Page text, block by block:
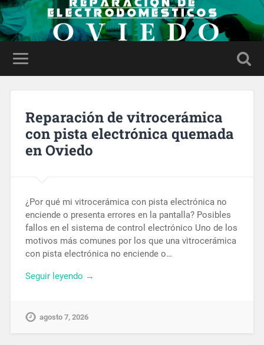
Reparación de vitrocerámica
con pista electrónica quemada
en Oviedo
¿Por qué mi vitrocerámica con pista electrónica no
enciende o presenta errores en la pantalla? Posibles
fallos en el sistema de control electrónico Uno de los
motivos más comunes por los que una vitrocerámica
con pista electrónica no enciende o…
Seguir leyendo →
agosto 7, 2026